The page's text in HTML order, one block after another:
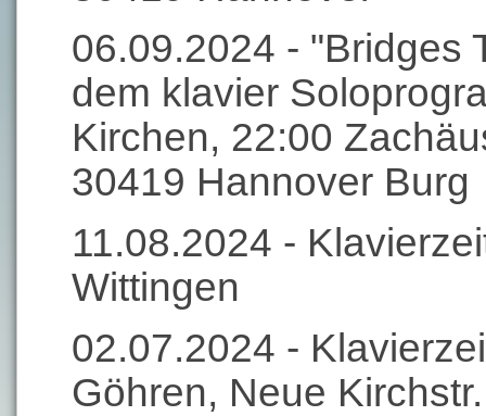
06.09.2024 - "Bridges
dem klavier
Kirchen, 22:00
30419 Hannover Burg
11.08.2024 -
Wittingen
02.07.2024 -
Göhren, Neue